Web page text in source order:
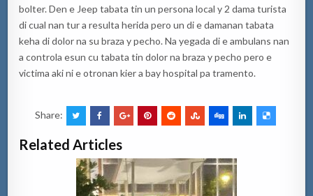
bolter. Den e Jeep tabata tin un persona local y 2 dama turista
di cual nan tur a resulta herida pero un di e damanan tabata
keha di dolor na su braza y pecho. Na yegada di e ambulans nan
a controla esun cu tabata tin dolor na braza y pecho pero e
victima aki ni e otronan kier a bay hospital pa tramento.
Share:
Related Articles